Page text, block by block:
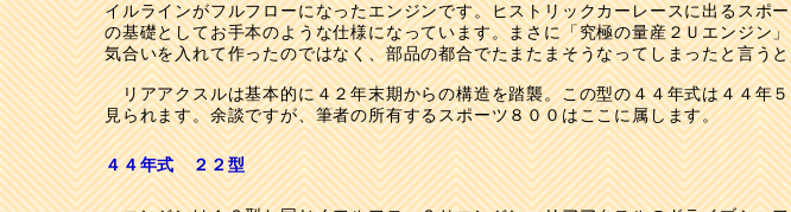
イルラインがフルフローになったエンジンです。ヒストリックカーレースに出るスポ
の基礎としてお手本のような仕様になっています。まさに「究極の量産２Ｕエンジン
気合いを入れて作ったのではなく、部品の都合でたまたまそうなってしまったと言う
リアアクスルは基本的に４２年末期からの構造を踏襲。この型の４４年式は４４年
見られます。余談ですが、筆者の所有するスポーツ８００はここに属します。
４４年式 ２２型